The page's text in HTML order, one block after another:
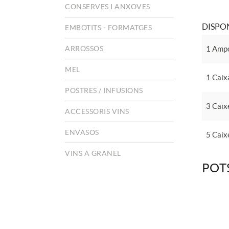
CONSERVES I ANXOVES
EMBOTITS - FORMATGES
ARROSSOS
MEL
POSTRES / INFUSIONS
ACCESSORIS VINS
ENVASOS
VINS A GRANEL
1
1
3
5